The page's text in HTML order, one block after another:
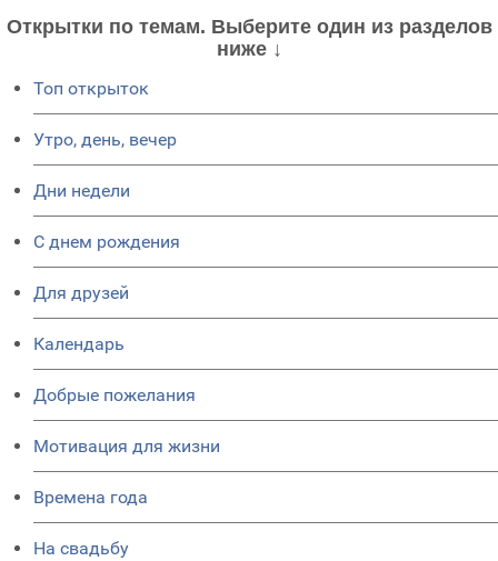
Открытки по темам. Выберите один из разделов
ниже ↓
Топ открыток
Утро, день, вечер
Дни недели
C днем рождения
Для друзей
Календарь
Добрые пожелания
Мотивация для жизни
Времена года
На свадьбу